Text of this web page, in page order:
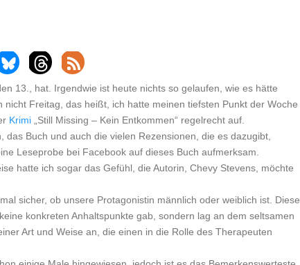
13., hat. Irgendwie ist heute nichts so gelaufen, wie es hätte
nicht Freitag, das heißt, ich hatte meinen tiefsten Punkt der Woche
Krimi „Still Missing – Kein Entkommen“ regelrecht auf.
Buch und auch die vielen Rezensionen, die es dazugibt,
Leseprobe bei Facebook auf dieses Buch aufmerksam.
hatte ich sogar das Gefühl, die Autorin, Chevy Stevens, möchte
sicher, ob unsere Protagonistin männlich oder weiblich ist. Diese
konkreten Anhaltspunkte gab, sondern lag an dem seltsamen
Art und Weise an, die einen in die Rolle des Therapeuten